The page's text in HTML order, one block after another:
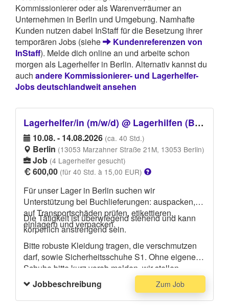
Kommissionierer oder als Warenverräumer an
Unternehmen in Berlin und Umgebung. Namhafte
Kunden nutzen dabei InStaff für die Besetzung ihrer
temporären Jobs (siehe
Kundenreferenzen von
InStaff). Melde dich online an und arbeite schon
morgen als Lagerhelfer in Berlin. Alternativ kannst du
auch andere Kommissionierer- und Lagerhelfer-
Jobs deutschlandweit ansehen
Lagerhelfer/in (m/w/d) @ Lagerhilfen (Bücher)
10.08. - 14.08.2026 (ca. 40 Std.)
Berlin (13053 Marzahner Straße 21M, 13053 Berlin)
Job (4 Lagerhelfer gesucht)
600,00 (für 40 Std. à 15,00 EUR)
Für unser Lager in Berlin suchen wir
Unterstützung bei Buchlieferungen: auspacken,
auf Transportschäden prüfen, etikettieren,
einlagern und verpacken.
Die Tätigkeit ist überwiegend stehend und kann
körperlich anstrengend sein.
Bitte robuste Kleidung tragen, die verschmutzen
darf, sowie Sicherheitsschuhe S1. Ohne eigene
Schuhe bitte kurz vorab melden, wir stellen
Leihschuhe.
Jobbeschreibung Zum Job